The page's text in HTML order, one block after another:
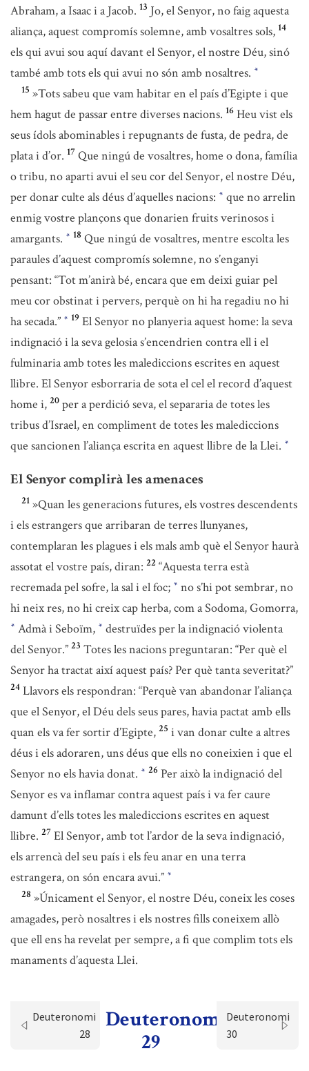
Abraham, a Isaac i a Jacob. 13 Jo, el Senyor, no faig aquesta
aliança, aquest compromís solemne, amb vosaltres sols, 14
els qui avui sou aquí davant el Senyor, el nostre Déu, sinó
també amb tots els qui avui no són amb nosaltres. *
15 »Tots sabeu que vam habitar en el país d’Egipte i que
hem hagut de passar entre diverses nacions. 16 Heu vist els
seus ídols abominables i repugnants de fusta, de pedra, de
plata i d’or. 17 Que ningú de vosaltres, home o dona, família
o tribu, no aparti avui el seu cor del Senyor, el nostre Déu,
per donar culte als déus d’aquelles nacions: * que no arrelin
enmig vostre plançons que donarien fruits verinosos i
amargants. * 18 Que ningú de vosaltres, mentre escolta les
paraules d’aquest compromís solemne, no s’enganyi
pensant: “Tot m’anirà bé, encara que em deixi guiar pel
meu cor obstinat i pervers, perquè on hi ha regadiu no hi
ha secada.” * 19 El Senyor no planyeria aquest home: la seva
indignació i la seva gelosia s’encendrien contra ell i el
fulminaria amb totes les malediccions escrites en aquest
llibre. El Senyor esborraria de sota el cel el record d’aquest
home i, 20 per a perdició seva, el separaria de totes les
tribus d’Israel, en compliment de totes les malediccions
que sancionen l’aliança escrita en aquest llibre de la Llei. *
El Senyor complirà les amenaces
21 »Quan les generacions futures, els vostres descendents
i els estrangers que arribaran de terres llunyanes,
contemplaran les plagues i els mals amb què el Senyor haurà
assotat el vostre país, diran: 22 “Aquesta terra està
recremada pel sofre, la sal i el foc; * no s’hi pot sembrar, no
hi neix res, no hi creix cap herba, com a Sodoma, Gomorra,
* Admà i Seboïm, * destruïdes per la indignació violenta
del Senyor.” 23 Totes les nacions preguntaran: “Per què el
Senyor ha tractat així aquest país? Per què tanta severitat?”
24 Llavors els respondran: “Perquè van abandonar l’aliança
que el Senyor, el Déu dels seus pares, havia pactat amb ells
quan els va fer sortir d’Egipte, 25 i van donar culte a altres
déus i els adoraren, uns déus que ells no coneixien i que el
Senyor no els havia donat. * 26 Per això la indignació del
Senyor es va inflamar contra aquest país i va fer caure
damunt d’ells totes les malediccions escrites en aquest
llibre. 27 El Senyor, amb tot l’ardor de la seva indignació,
els arrencà del seu país i els feu anar en una terra
estrangera, on són encara avui.” *
28 »Únicament el Senyor, el nostre Déu, coneix les coses
amagades, però nosaltres i els nostres fills coneixem allò
que ell ens ha revelat per sempre, a fi que complim tots els
manaments d’aquesta Llei.
Deuteronomi
28
Deuteronomi
29
Deuteronomi
30